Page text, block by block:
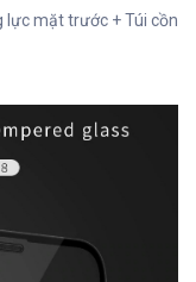
lực mặt trước + Túi cồn